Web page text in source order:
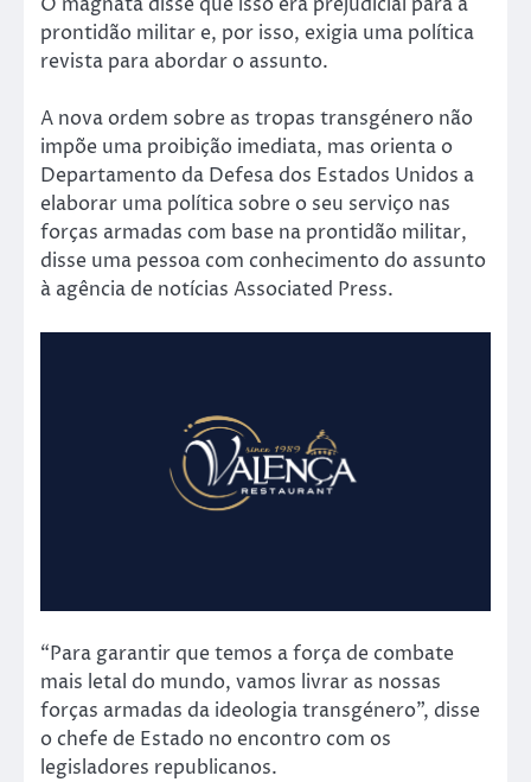
prontidão militar e, por isso, exigia uma política
revista para abordar o assunto.
A nova ordem sobre as tropas transgénero não
impõe uma proibição imediata, mas orienta o
Departamento da Defesa dos Estados Unidos a
elaborar uma política sobre o seu serviço nas
forças armadas com base na prontidão militar,
disse uma pessoa com conhecimento do assunto
à agência de notícias Associated Press.
“Para garantir que temos a força de combate
mais letal do mundo, vamos livrar as nossas
forças armadas da ideologia transgénero”, disse
o chefe de Estado no encontro com os
legisladores republicanos.